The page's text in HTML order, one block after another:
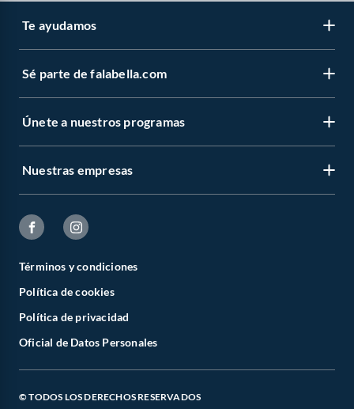
Te ayudamos
Sé parte de falabella.com
Únete a nuestros programas
Nuestras empresas
Términos y condiciones
Política de cookies
Política de privacidad
Oficial de Datos Personales
© TODOS LOS DERECHOS RESERVADOS